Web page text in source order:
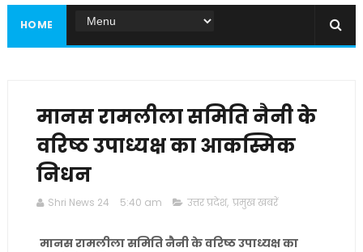
HOME
मानस रामलीला समिति नैनी के
वरिष्ठ उपाध्यक्ष का आकस्मिक
निधन
Shri News 24 5:40 am उत्तर प्रदेश, प्रमुख खबरें
मानस रामलीला समिति नैनी के वरिष्ठ उपाध्यक्ष का